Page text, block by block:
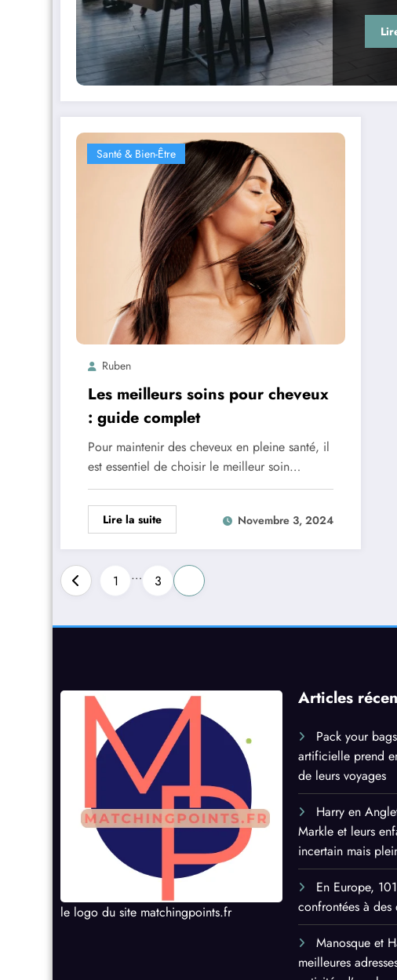
Santé & Bien-Être
Ruben
Les meilleurs soins pour cheveux
: guide complet
Pour maintenir des cheveux en pleine santé, il
est essentiel de choisir le meilleur soin…
Lire la suite Novembre 3, 2024
Pagination
des
1 … 3
le logo du site matchingpoints.fr
Articles
Pack your
artificielle prend
de leurs voyages
Harry en
Markle et leurs
incertain mais
En Europe,
confrontées à
Manosque et
meilleures